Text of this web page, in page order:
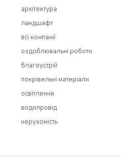
архітектура
ландшафт
всi компанії
оздоблювальні роботи
благоустрій
покрівельні матеріали
освітлення
водопровід
нерухомість